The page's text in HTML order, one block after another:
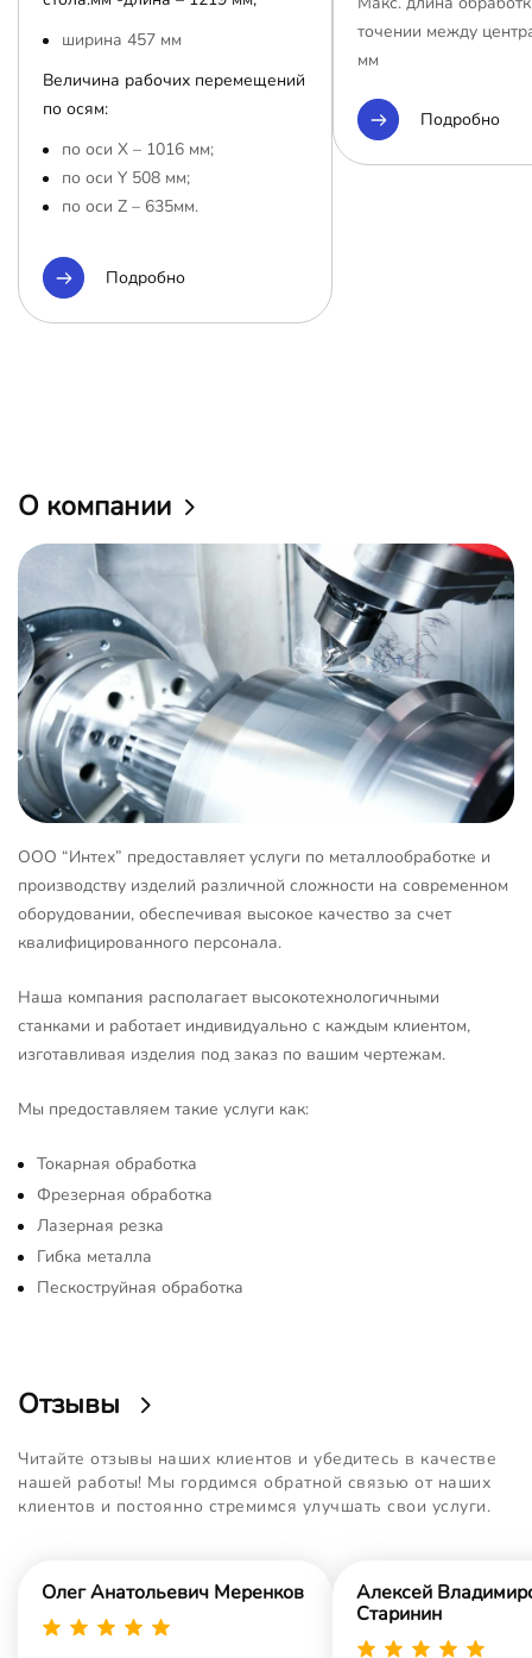
ширина 457 мм
Величина рабочих перемещений
по осям:
по оси Х – 1016 мм;
по оси Y 508 мм;
по оси Z – 635мм.
Подробно
точении между
мм
Подробно
О компании
ООО “Интех” предоставляет услуги по металлообработке и
производству изделий различной сложности на современном
оборудовании, обеспечивая высокое качество за счет
квалифицированного персонала.
Наша компания располагает высокотехнологичными
станками и работает индивидуально с каждым клиентом,
изготавливая изделия под заказ по вашим чертежам.
Мы предоставляем такие услуги как:
Токарная обработка
Фрезерная обработка
Лазерная резка
Гибка металла
Пескоструйная обработка
Отзывы
Читайте отзывы наших клиентов и убедитесь в качестве
нашей работы! Мы гордимся обратной связью от наших
клиентов и постоянно стремимся улучшать свои услуги.
Олег Анатольевич Меренков
Алексей
Старинин